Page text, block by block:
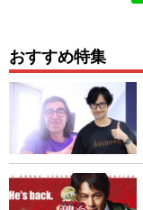
おすすめ特集